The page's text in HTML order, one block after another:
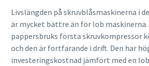
Livslängden på skruvblåsmaskinerna i
är mycket bättre än för lob
pappersbruks första skruvkompressor
och den är fortfarande i drift. Den har
investeringskostnad jämfört med en